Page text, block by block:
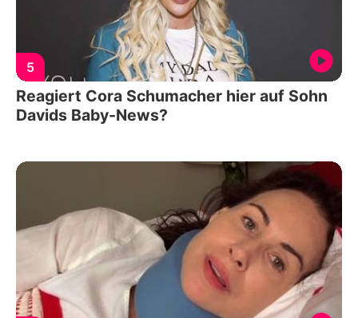
5
Reagiert Cora Schumacher hier auf Sohn
Davids Baby-News?